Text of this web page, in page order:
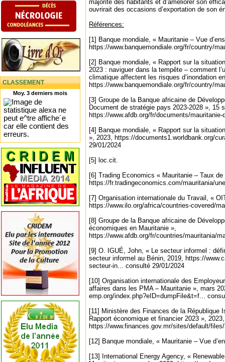
CLASSEMENT
Moy. 3 derniers mois
majorité des habitants et d’améliorer son
ouvrirait des occasions d’exportation de son
Références:
[1] Banque mondiale, « Mauritanie – Vue
https://www.banquemondiale.org/fr/country/
[2] Banque mondiale, « Rapport sur la
2023 : naviguer dans la tempête – comment
climatique affectent les risques d’inondation
https://www.banquemondiale.org/fr/country/
[3] Groupe de la Banque africaine de
Document de stratégie pays 2023-2028 », 15
https://www.afdb.org/fr/documents/
[4] Banque mondiale, « Rapport sur la
», 2023, https://documents1.worldbank.org/
29/01/2024
[5] loc.cit.
[6] Trading Economics « Mauritanie – Taux
https://fr.tradingeconomics.com/mauritania/
[7] Organisation internationale du Travail, «
https://www.ilo.org/africa/countries-covered/
[8] Groupe de la Banque africaine de
économiques en Mauritanie »,
https://www.afdb.org/fr/countries/mauritania/
[9] O. IGUÉ, John, « Le secteur informel :
secteur informel au Bénin, 2019, https://
secteur-in... consulté 29/01/2024
[10] Organisation internationale des
affaires dans les PMA – Mauritanie », mars
emp.org/index.php?eID=dumpFile&t=f...
[11] Ministère des Finances de la République
Rapport économique et financier 2023 », 2023,
https://www.finances.gov.mr/sites/default/
[12] Banque mondiale, « Mauritanie – Vue
[13] International Energy Agency, «